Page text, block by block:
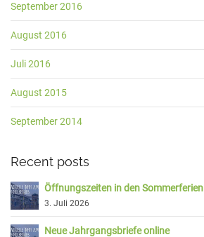
September 2016
August 2016
Juli 2016
August 2015
September 2014
Recent posts
Öffnungszeiten in den Sommerferien
3. Juli 2026
Neue Jahrgangsbriefe online